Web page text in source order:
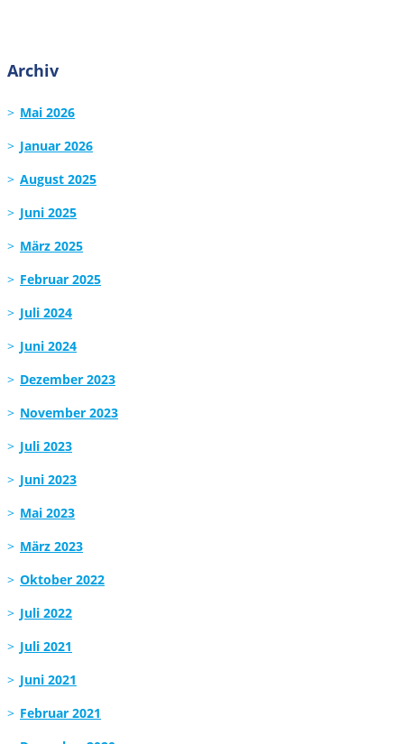
Archiv
Mai 2026
Januar 2026
August 2025
Juni 2025
März 2025
Februar 2025
Juli 2024
Juni 2024
Dezember 2023
November 2023
Juli 2023
Juni 2023
Mai 2023
März 2023
Oktober 2022
Juli 2022
Juli 2021
Juni 2021
Februar 2021